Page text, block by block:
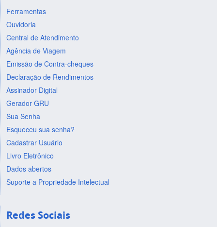
Ferramentas
Ouvidoria
Central de Atendimento
Agência de Viagem
Emissão de Contra-cheques
Declaração de Rendimentos
Assinador Digital
Gerador GRU
Sua Senha
Esqueceu sua senha?
Cadastrar Usuário
Livro Eletrônico
Dados abertos
Suporte a Propriedade Intelectual
Redes Sociais